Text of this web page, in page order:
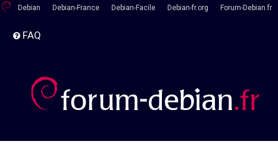
Debian Debian-France Debian-Facile Debian-fr.org Forum-Debian.fr
FAQ